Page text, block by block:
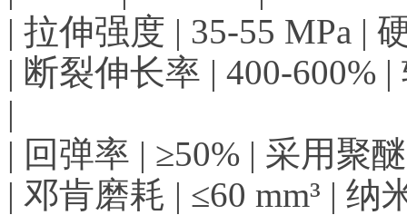
| 拉伸强度 | 35-55 MPa |
| 断裂伸长率 | 400-600%
|
| 回弹率 | ≥50% | 采用聚
| 邓肯磨耗 | ≤60 mm³ | 纳